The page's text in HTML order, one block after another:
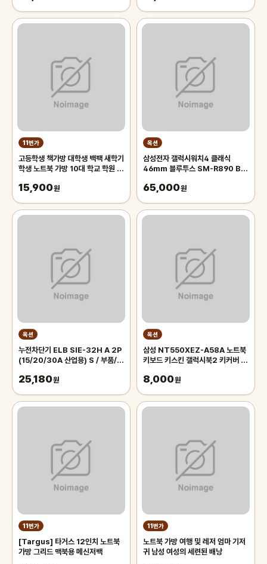
11번가
고등학생 책가방 대학생 백팩 새학기
학생 노트북 가방 10대 학교 학원 여
15,900원
옥션
삼성전자 갤럭시워치4 클래식
46mm 블루투스 SM-R890 B급
65,000원
옥션
누전차단기 ELB SIE-32H A 2P
(15/20/30A 산업용) S / 부품/소
25,180원
옥션
삼성 NT550XEZ-A58A 노트북
키보드 키스킨 갤럭시북2 키커버 덮
8,000원
11번가
[Targus] 타거스 12인치 노트북
가방 그리드 맥북용 메신저백
11번가
노트북 가방 여행 및 레저 엄마 기저
귀 남성 여성의 세련된 배낭